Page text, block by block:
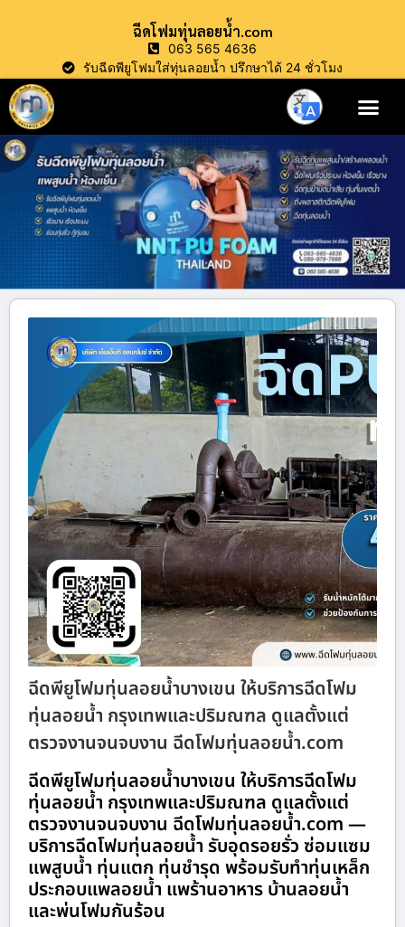
ฉีดโฟมทุ่นลอยน้ำ.com
063 565 4636
รับฉีดพียูโฟมใส่ทุ่นลอยน้ำ ปรึกษาได้ 24 ชั่วโมง
ฉีดพียูโฟมทุ่นลอยน้ำบางเขน ให้บริการฉีดโฟม
ทุ่นลอยน้ำ กรุงเทพและปริมณฑล ดูแลตั้งแต่
ตรวจงานจนจบงาน ฉีดโฟมทุ่นลอยน้ำ.com
ฉีดพียูโฟมทุ่นลอยน้ำบางเขน ให้บริการฉีดโฟม
ทุ่นลอยน้ำ กรุงเทพและปริมณฑล ดูแลตั้งแต่
ตรวจงานจนจบงาน ฉีดโฟมทุ่นลอยน้ำ.com —
บริการฉีดโฟมทุ่นลอยน้ำ รับอุดรอยรั่ว ซ่อมแซม
แพสูบน้ำ ทุ่นแตก ทุ่นชำรุด พร้อมรับทำทุ่นเหล็ก
ประกอบแพลอยน้ำ แพร้านอาหาร บ้านลอยน้ำ
และพ่นโฟมกันร้อน